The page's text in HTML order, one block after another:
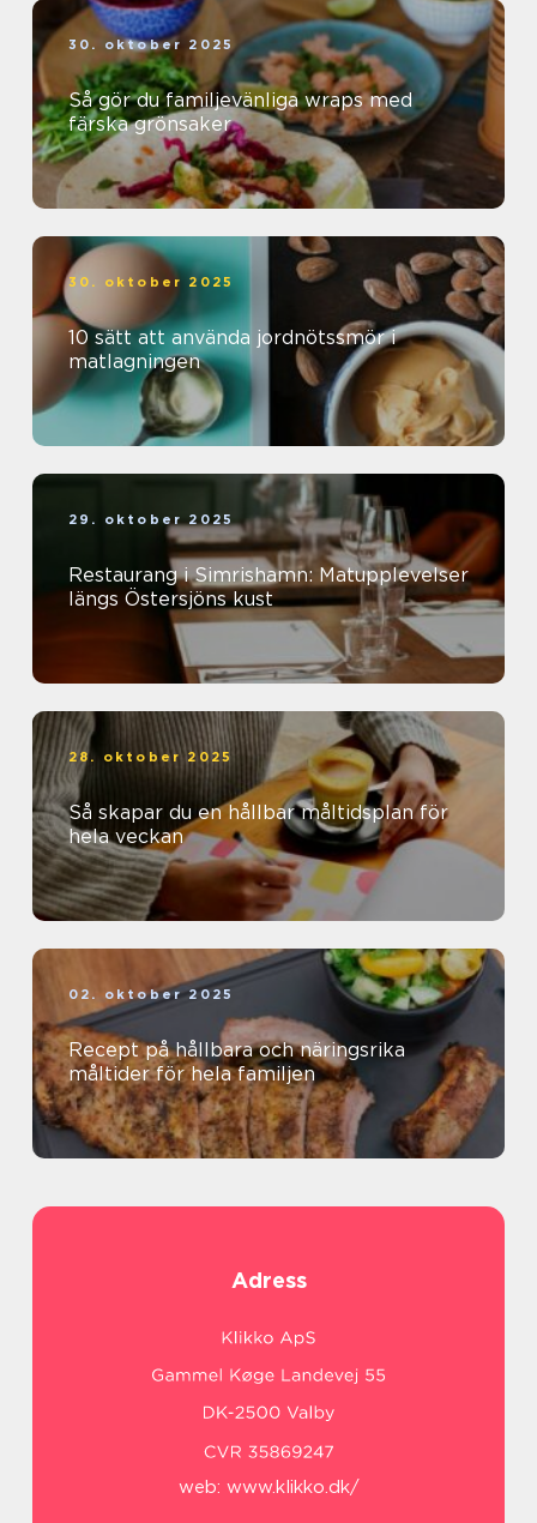
30. oktober 2025
Så gör du familjevänliga wraps med
färska grönsaker
30. oktober 2025
10 sätt att använda jordnötssmör i
matlagningen
29. oktober 2025
Restaurang i Simrishamn: Matupplevelser
längs Östersjöns kust
28. oktober 2025
Så skapar du en hållbar måltidsplan för
hela veckan
02. oktober 2025
Recept på hållbara och näringsrika
måltider för hela familjen
Adress
web: www.klikko.dk/